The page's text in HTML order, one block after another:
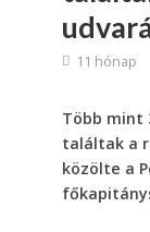
11 hónap
Több mint
találtak a
közölte a